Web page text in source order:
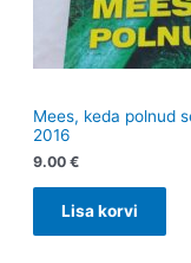
Mees, keda polnud
2016
9.00 €
Lisa korvi